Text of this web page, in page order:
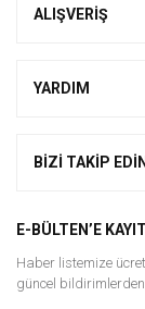
ALIŞVERİŞ
YARDIM
BİZİ TAKİP EDİN
E-BÜLTEN’E
Haber listemize
güncel